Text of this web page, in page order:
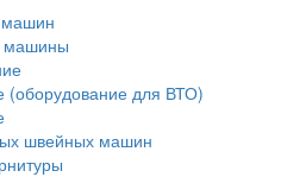
машины
(оборудование для ВТО)
швейных машин